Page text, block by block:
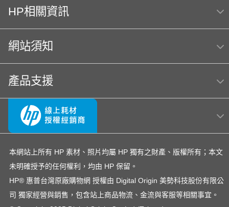
HP相關資訊
網站須知
產品支援
本網站上所有 HP 素材、照片均屬 HP 獨有之財產、版權所有；本文
未明確授予的任何權利，均由 HP 保留。
HP® 惠普台灣原廠購物網 授權由 Digital Origin 美勢科技股份有限公
司 獨家經營與銷售，包含站上商品物流、金流與客服等相關事宜。